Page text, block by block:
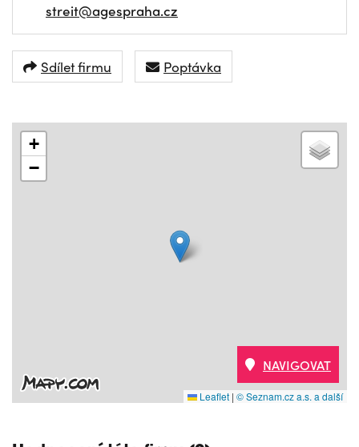
streit@agespraha.cz
Sdílet firmu Poptávka
+
−
Leaflet | © Seznam.cz a.s. a další
NAVIGOVAT